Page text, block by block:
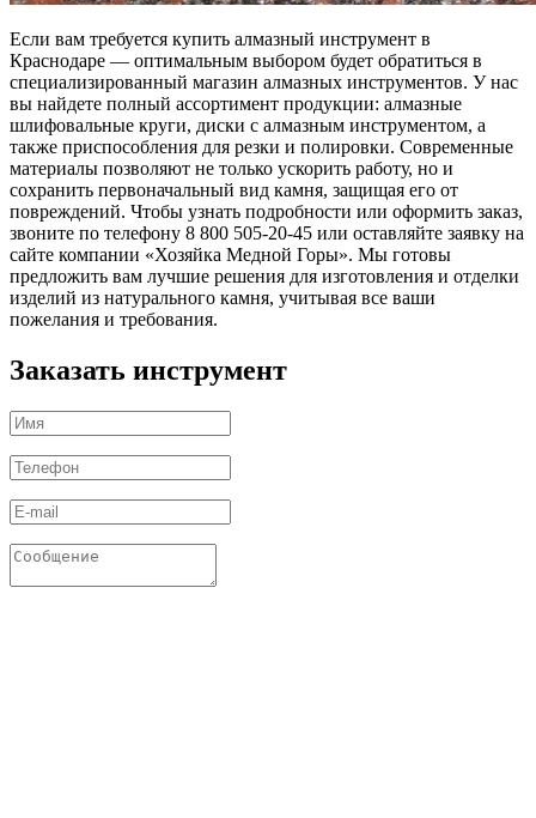
Если вам требуется купить алмазный инструмент в
Краснодаре — оптимальным выбором будет обратиться в
специализированный магазин алмазных инструментов. У нас
вы найдете полный ассортимент продукции: алмазные
шлифовальные круги, диски с алмазным инструментом, а
также приспособления для резки и полировки. Современные
материалы позволяют не только ускорить работу, но и
сохранить первоначальный вид камня, защищая его от
повреждений. Чтобы узнать подробности или оформить заказ,
звоните по телефону 8 800 505-20-45 или оставляйте заявку на
сайте компании «Хозяйка Медной Горы». Мы готовы
предложить вам лучшие решения для изготовления и отделки
изделий из натурального камня, учитывая все ваши
пожелания и требования.
Заказать инструмент